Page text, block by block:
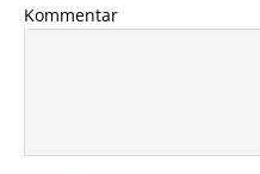
Kommentar